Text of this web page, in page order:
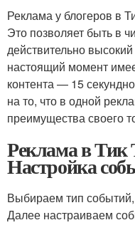
Реклама у блогеров в
Это позволяет быть в
действительно
настоящий момент
контента — 15
на то, что в одной
преимущества своего
Реклама в Тик
Настройка
Выбираем тип
Далее настраиваем